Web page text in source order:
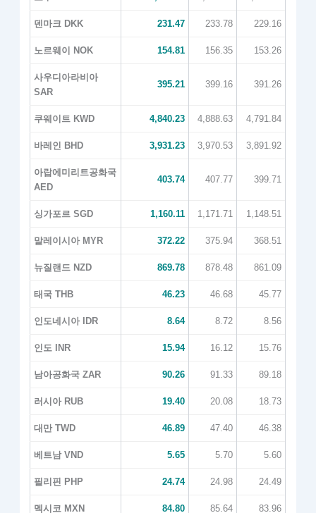
덴마크 DKK 231.47 233.78 229.16
노르웨이 NOK 154.81 156.35 153.26
사우디아라비아
SAR
395.21 399.16 391.26
쿠웨이트 KWD 4,840.23 4,888.63 4,791.84
바레인 BHD 3,931.23 3,970.53 3,891.92
아랍에미리트공화국
AED
403.74 407.77 399.71
싱가포르 SGD 1,160.11 1,171.71 1,148.51
말레이시아 MYR 372.22 375.94 368.51
뉴질랜드 NZD 869.78 878.48 861.09
태국 THB 46.23 46.68 45.77
인도네시아 IDR 8.64 8.72 8.56
인도 INR 15.94 16.12 15.76
남아공화국 ZAR 90.26 91.33 89.18
러시아 RUB 19.40 20.08 18.73
대만 TWD 46.89 47.40 46.38
베트남 VND 5.65 5.70 5.60
필리핀 PHP 24.74 24.98 24.49
멕시코 MXN 84.80 85.64 83.96